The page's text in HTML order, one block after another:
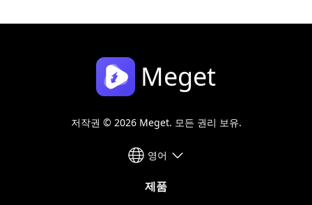
Meget
저작권 © 2026 Meget. 모든 권리 보유.
영어
제품